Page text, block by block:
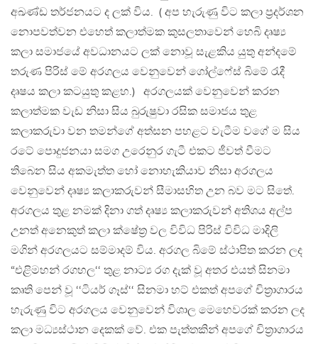
අඛණ්ඩ තර්ජනයට ද ලක් විය. ( අප හැරුණු විට කලා ප්‍රදර්ශන
නොපවත්වන එහෙත් කලාත්මක කුසලතාවෙන් හෙබි දෘෂ්‍ය
කලා සමාජයේ අවධානයට ලක් නොවූ සැළකිය යුතු අන්දමේ
තරුණ පිරිස් මේ අරගලය වෙනුවෙන් ගෝල්ෆේස් බිමේ රැදී
දෘෂය කලා කටයුතු කළහ.) අරගලයක් වෙනුවෙන් කරන
කලාත්මක වැඩ නිසා සිය බුරුෂුවා රසික සමාජය තුළ
කලාකරුවා වන තමන්ගේ අත්සන පහළට වැටීම වගේ ම සිය
රටේ පොදුජනයා සමග උරෙනුර ගැටී එකට ජීවත් වීමට
තිබෙන සිය අකමැත්ත හෝ නොහැකියාව නිසා අරගලය
වෙනුවෙන් දෘෂ්‍ය කලාකරුවන් සීමාසහිත උන බව මට සිතේ.
අරගලය තුළ නමක් දිනා ගත් දෘෂ්‍ය කලාකරුවන් අතිශය අල්ප
උනත් අනෙකුත් කලා ක්ෂේත්‍ර වල විවිධ පිරිස් විවිධ මාදිලි
මගින් අරගලයට සම්මාදම් විය. අරගල බිමේ ස්ථාපිත කරන ලද
“එළිමහන් රගහල‘‘ තුළ නාට්‍ය රග දැක් වූ අතර එයත් සිනමා
කෘති පෙන් වූ ‘‘ටියර් ගෑස්‘‘ සිනමා හට් එකත් අපගේ චිත්‍රාගාරය
හැරුණු විට අරගලය වෙනුවෙන් විශාල මෙහෙවරක් කරන ලද
කලා මධ්‍යස්ථාන දෙකක් වේ. එක පැත්තකින් අපගේ චිත්‍රාගාරය